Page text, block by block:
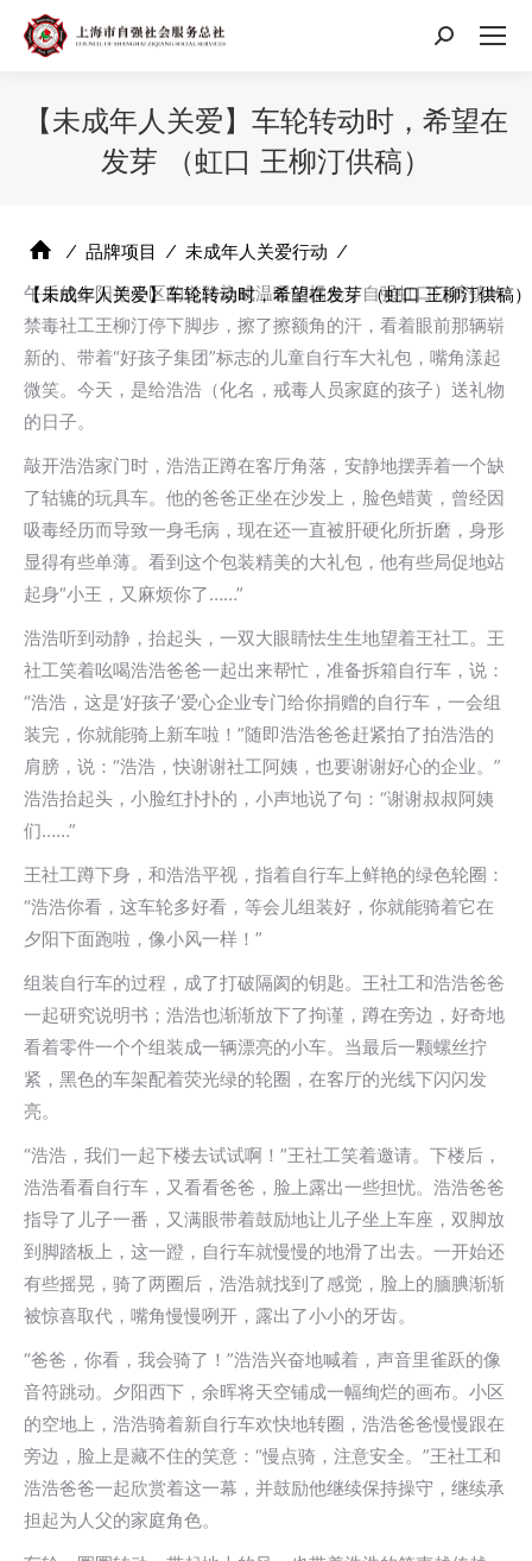
搜
【未成年人关爱】车轮转动时，希望在
发芽 （虹口 王柳汀供稿）
⁄ 品牌项目 ⁄ 未成年人关爱行动 ⁄
【未成年人关爱】车轮转动时，希望在发芽 （虹口 王柳汀供稿）
午后的夕阳把小区的道路染成温暖的橘色，自强虹口江湾镇的
禁毒社工王柳汀停下脚步，擦了擦额角的汗，看着眼前那辆崭
新的、带着“好孩子集团”标志的儿童自行车大礼包，嘴角漾起
微笑。今天，是给浩浩（化名，戒毒人员家庭的孩子）送礼物
的日子。
敲开浩浩家门时，浩浩正蹲在客厅角落，安静地摆弄着一个缺
了轱辘的玩具车。他的爸爸正坐在沙发上，脸色蜡黄，曾经因
吸毒经历而导致一身毛病，现在还一直被肝硬化所折磨，身形
显得有些单薄。看到这个包装精美的大礼包，他有些局促地站
起身“小王，又麻烦你了……”
浩浩听到动静，抬起头，一双大眼睛怯生生地望着王社工。王
社工笑着吆喝浩浩爸爸一起出来帮忙，准备拆箱自行车，说：
“浩浩，这是‘好孩子’爱心企业专门给你捐赠的自行车，一会组
装完，你就能骑上新车啦！”随即浩浩爸爸赶紧拍了拍浩浩的
肩膀，说：“浩浩，快谢谢社工阿姨，也要谢谢好心的企业。”
浩浩抬起头，小脸红扑扑的，小声地说了句：“谢谢叔叔阿姨
们……”
王社工蹲下身，和浩浩平视，指着自行车上鲜艳的绿色轮圈：
“浩浩你看，这车轮多好看，等会儿组装好，你就能骑着它在
夕阳下面跑啦，像小风一样！”
组装自行车的过程，成了打破隔阂的钥匙。王社工和浩浩爸爸
一起研究说明书；浩浩也渐渐放下了拘谨，蹲在旁边，好奇地
看着零件一个个组装成一辆漂亮的小车。当最后一颗螺丝拧
紧，黑色的车架配着荧光绿的轮圈，在客厅的光线下闪闪发
亮。
“浩浩，我们一起下楼去试试啊！”王社工笑着邀请。下楼后，
浩浩看看自行车，又看看爸爸，脸上露出一些担忧。浩浩爸爸
指导了儿子一番，又满眼带着鼓励地让儿子坐上车座，双脚放
到脚踏板上，这一蹬，自行车就慢慢的地滑了出去。一开始还
有些摇晃，骑了两圈后，浩浩就找到了感觉，脸上的腼腆渐渐
被惊喜取代，嘴角慢慢咧开，露出了小小的牙齿。
“爸爸，你看，我会骑了！”浩浩兴奋地喊着，声音里雀跃的像
音符跳动。夕阳西下，余晖将天空铺成一幅绚烂的画布。小区
的空地上，浩浩骑着新自行车欢快地转圈，浩浩爸爸慢慢跟在
旁边，脸上是藏不住的笑意：“慢点骑，注意安全。”王社工和
浩浩爸爸一起欣赏着这一幕，并鼓励他继续保持操守，继续承
担起为人父的家庭角色。